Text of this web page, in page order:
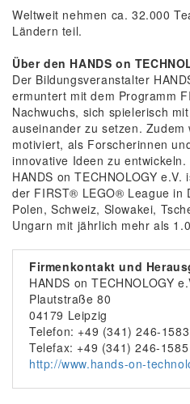
Weltweit nehmen ca. 32.000
Ländern teil.
Über den HANDS on
Der Bildungsveranstalter
ermuntert mit dem Programm
Nachwuchs, sich spielerisch
auseinander zu setzen.
motiviert, als Forscherinnen
innovative Ideen zu
HANDS on TECHNOLOGY
der FIRST® LEGO® League in
Polen, Schweiz, Slowakei,
Ungarn mit jährlich mehr als
Firmenkontakt und
HANDS on TECHNOLOGY
Plautstraße 80
04179 Leipzig
Telefon: +49 (341) 246-1583
Telefax: +49 (341) 246-1585
http://www.hands-on-